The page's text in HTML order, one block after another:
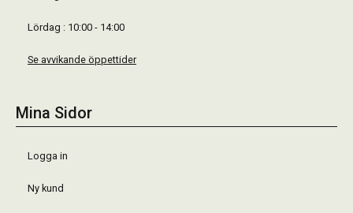
Lördag : 10:00 - 14:00
Se avvikande öppettider
Mina Sidor
Logga in
Ny kund